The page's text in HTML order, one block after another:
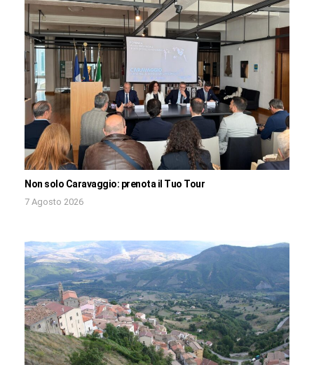
Non solo Caravaggio: prenota il Tuo Tour
7 Agosto 2026